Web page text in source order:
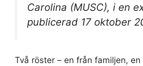
Carolina (MUSC), i en
publicerad 17 oktober
Två röster – en från familjen,